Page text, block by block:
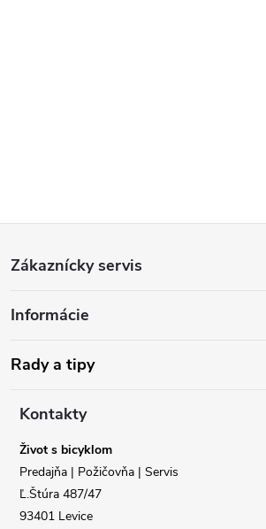
p
ä
Zákaznícky servis
Informácie
Rady a tipy
Kontakty
Život s bicyklom
Predajňa | Požičovňa | Servis
Ľ.Štúra 487/47
93401 Levice